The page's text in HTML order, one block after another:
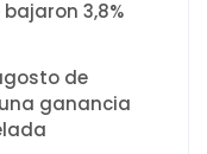
3,8%
de
ganancia